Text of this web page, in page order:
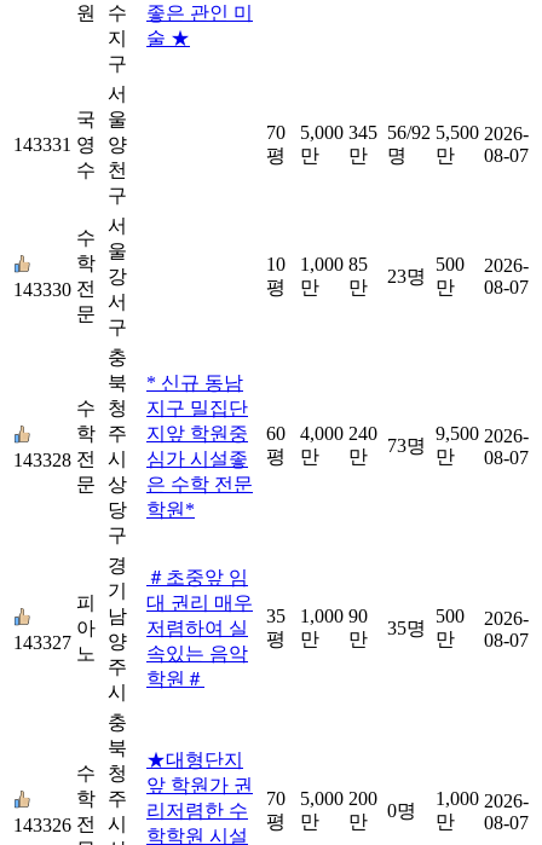
원
수
지
구
좋은 관인 미
술 ★
143331
국
영
수
서
울
양
천
구
70
평
5,000
만
345
만
56/92
명
5,500
만
2026-
08-07
143330
수
학
전
문
서
울
강
서
구
10
평
1,000
만
85
만
23명
500
만
2026-
08-07
143328
수
학
전
문
충
북
청
주
시
상
당
구
* 신규 동남
지구 밀집단
지앞 학원중
심가 시설좋
은 수학 전문
학원*
60
평
4,000
만
240
만
73명
9,500
만
2026-
08-07
143327
피
아
노
경
기
남
양
주
시
＃초중앞 임
대 권리 매우
저렴하여 실
속있는 음악
학원＃
35
평
1,000
만
90
만
35명
500
만
2026-
08-07
143326
수
학
전
충
북
청
주
시
★대형단지
앞 학원가 권
리저렴한 수
학학원 시설
70
평
5,000
만
200
만
0명
1,000
만
2026-
08-07